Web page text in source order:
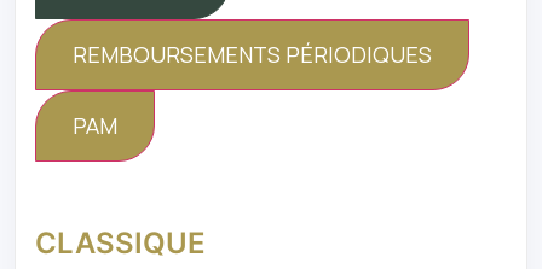
REMBOURSEMENTS PÉRIODIQUES
PAM
CLASSIQUE